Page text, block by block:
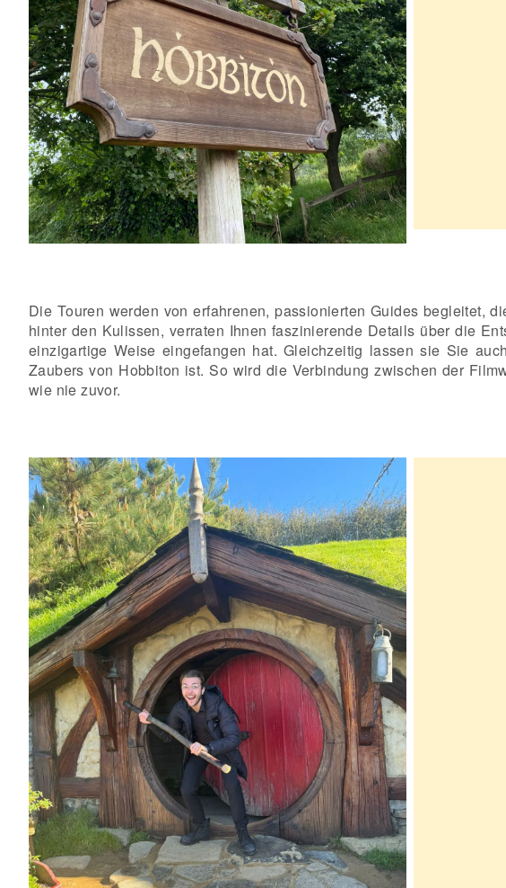
Die Touren werden von erfahrenen, passionierten Guides begleitet,
hinter den Kulissen, verraten Ihnen faszinierende Details über die
einzigartige Weise eingefangen hat. Gleichzeitig lassen sie Sie
Zaubers von Hobbiton ist. So wird die Verbindung zwischen der
wie nie zuvor.